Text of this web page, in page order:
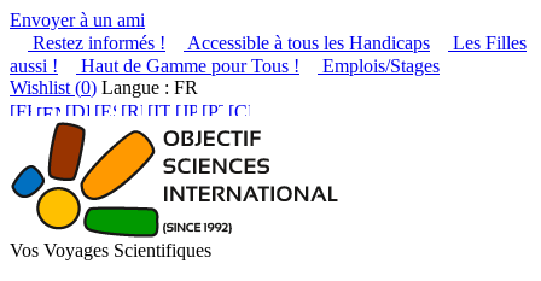
Envoyer à un ami
Restez informés !
Accessible à tous les Handicaps
Les Filles
aussi !
Haut de Gamme pour Tous !
Emplois/Stages
Wishlist (0) Langue : FR
Vos Voyages Scientifiques